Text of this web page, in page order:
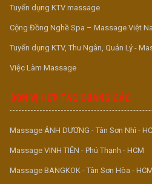
Tuyển dụng KTV massage
Cộng Đồng Nghề Spa – Massage Việt
Tuyển dụng KTV, Thu Ngân, Quản Lý -
Việc Làm Massage
ĐƠN VỊ HỢP TÁC QUẢNG CÁO
Massage ÁNH DƯƠNG - Tân Sơn Nhì -
Massage VINH TIÊN - Phú Thạnh - HCM
Massage BANGKOK - Tân Sơn Hòa - HCM